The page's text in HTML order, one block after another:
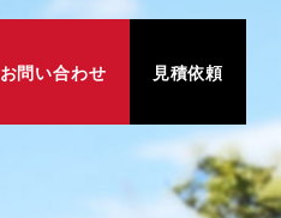
お問い合わせ 見積依頼